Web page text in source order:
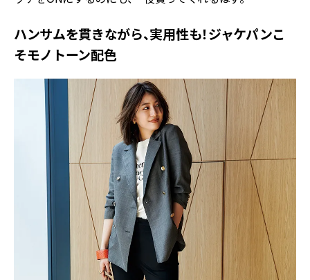
ハンサムを貫きながら、実用性も！ジャケパンこ
そモノトーン配色